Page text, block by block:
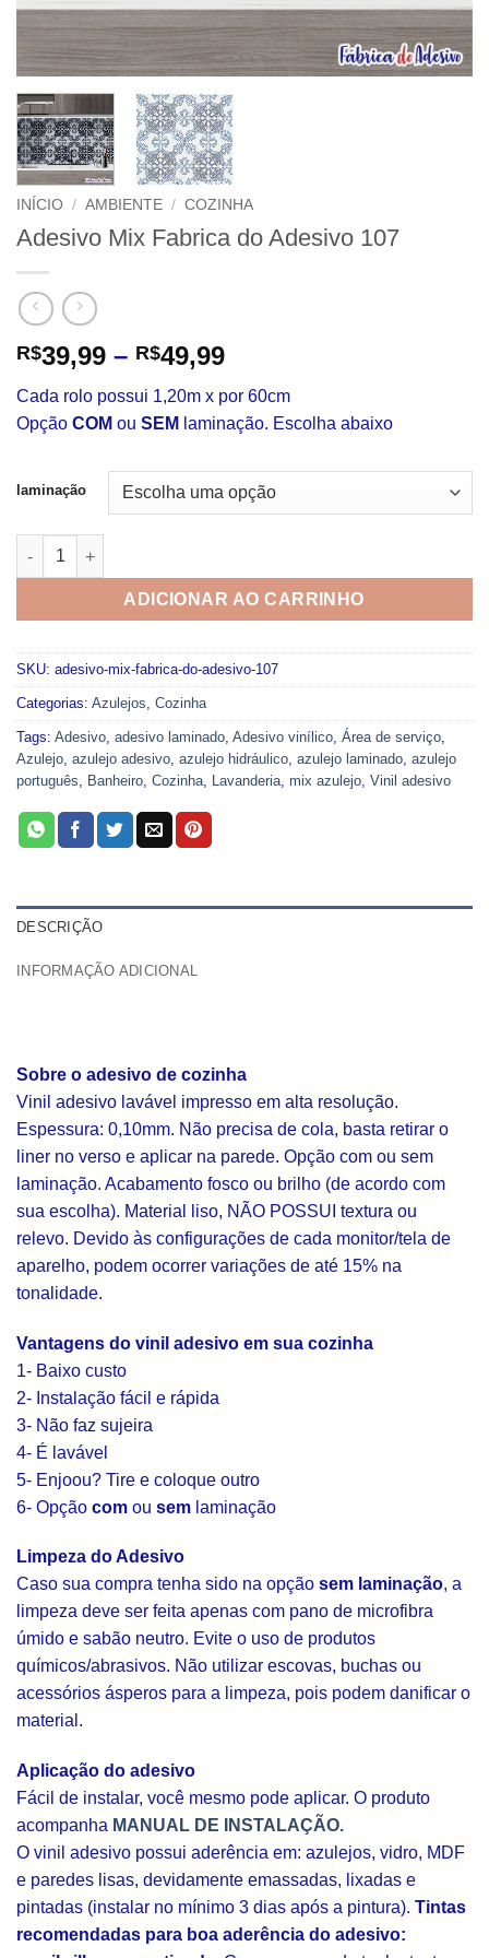
INÍCIO / AMBIENTE / COZINHA
Adesivo Mix Fabrica do Adesivo 107
R$39,99 – R$49,99Faixa
preço:
R$39,99
R$49,99
Cada rolo possui 1,20m x por 60cm
Opção COM ou SEM laminação. Escolha abaixo
laminação
Adesivo Mix Fabrica do Adesivo 107 quantidade
ADICIONAR AO CARRINHO
SKU: adesivo-mix-fabrica-do-adesivo-107
Categorias: Azulejos, Cozinha
Tags: Adesivo, adesivo laminado, Adesivo vinílico, Área de serviço,
Azulejo, azulejo adesivo, azulejo hidráulico, azulejo laminado, azulejo
português, Banheiro, Cozinha, Lavanderia, mix azulejo, Vinil adesivo
DESCRIÇÃO
INFORMAÇÃO ADICIONAL
Sobre o adesivo de cozinha
Vinil adesivo lavável impresso em alta resolução.
Espessura: 0,10mm. Não precisa de cola, basta retirar o
liner no verso e aplicar na parede. Opção com ou sem
laminação. Acabamento fosco ou brilho (de acordo com
sua escolha). Material liso, NÃO POSSUI textura ou
relevo. Devido às configurações de cada monitor/tela de
aparelho, podem ocorrer variações de até 15% na
tonalidade.
Vantagens do vinil adesivo em sua cozinha
1- Baixo custo
2- Instalação fácil e rápida
3- Não faz sujeira
4- É lavável
5- Enjoou? Tire e coloque outro
6- Opção com ou sem laminação
Limpeza do Adesivo
Caso sua compra tenha sido na opção sem laminação, a
limpeza deve ser feita apenas com pano de microfibra
úmido e sabão neutro. Evite o uso de produtos
químicos/abrasivos. Não utilizar escovas, buchas ou
acessórios ásperos para a limpeza, pois podem danificar o
material.
Aplicação do adesivo
Fácil de instalar, você mesmo pode aplicar. O produto
acompanha MANUAL DE INSTALAÇÃO.
O vinil adesivo possui aderência em: azulejos, vidro, MDF
e paredes lisas, devidamente emassadas, lixadas e
pintadas (instalar no mínimo 3 dias após a pintura). Tintas
recomendadas para boa aderência do adesivo: